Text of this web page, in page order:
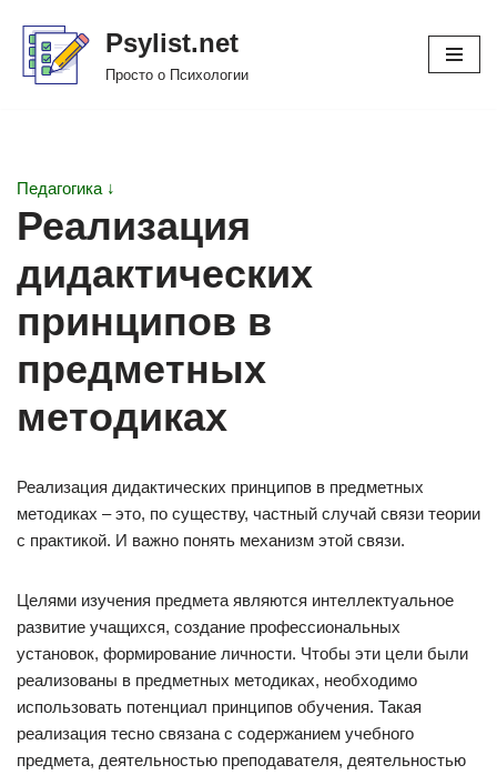
Перейти
Psylist.net
Просто о Психологии
Педагогика ↓
Реализация
дидактических
принципов в
предметных
методиках
Реализация дидактических принципов в предметных
методиках – это, по существу, частный случай связи теории
с практикой. И важно понять механизм этой связи.
Целями изучения предмета являются интеллектуальное
развитие учащихся, создание профессиональных
установок, формирование личности. Чтобы эти цели были
реализованы в предметных методиках, необходимо
использовать потенциал принципов обучения. Такая
реализация тесно связана с содержанием учебного
предмета, деятельностью преподавателя, деятельностью